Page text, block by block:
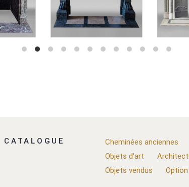
CATALOGUE Cheminées anciennes
Objets d'art
Objets vendus